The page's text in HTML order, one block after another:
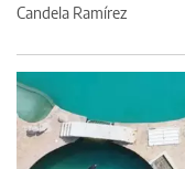
Candela Ramírez